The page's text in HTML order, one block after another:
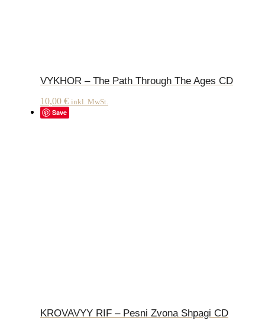
VYKHOR – The Path Through The Ages CD
10,00 € inkl. MwSt.
Save
KROVAVYY RIF – Pesni Zvona Shpagi CD